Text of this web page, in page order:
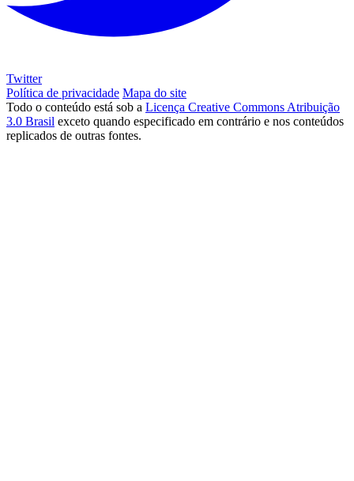
Twitter
Política de privacidade Mapa do site
Todo o conteúdo está sob a Licença Creative Commons Atribuição
3.0 Brasil exceto quando especificado em contrário e nos conteúdos
replicados de outras fontes.